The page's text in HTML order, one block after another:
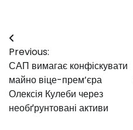
Навігація
записів
Previous:
САП вимагає конфіскувати
майно віце-прем’єра
Олексія Кулеби через
необґрунтовані активи